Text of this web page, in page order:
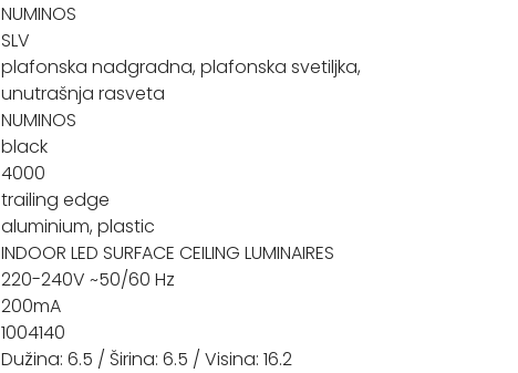
NUMINOS
SLV
plafonska nadgradna, plafonska svetiljka,
unutrašnja rasveta
NUMINOS
black
4000
trailing edge
aluminium, plastic
INDOOR LED SURFACE CEILING LUMINAIRES
220-240V ~50/60 Hz
200mA
1004140
Dužina: 6.5 / Širina: 6.5 / Visina: 16.2